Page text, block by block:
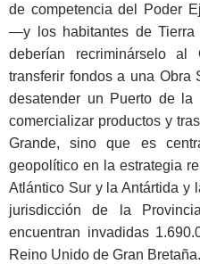
de competencia del Poder
―y los habitantes de
deberían recriminárselo
transferir fondos a una
desatender un Puerto de
comercializar productos y
Grande, sino que es
geopolítico en la estrategia
Atlántico Sur y la Antártida y
jurisdicción de la
encuentran invadidas
Reino Unido de Gran Bretaña.